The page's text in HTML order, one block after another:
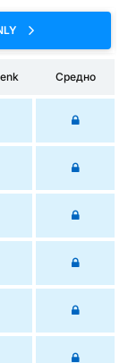
Средно